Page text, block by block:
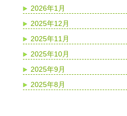
2026年1月
2025年12月
2025年11月
2025年10月
2025年9月
2025年8月